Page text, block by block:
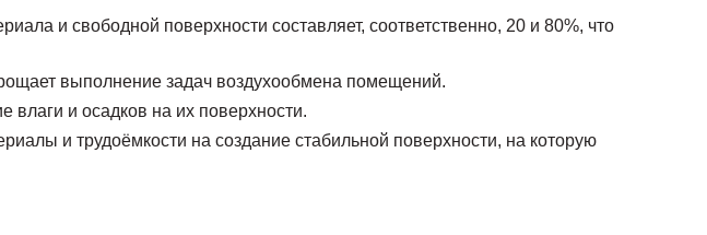
и свободной поверхности составляет, соответственно, 20 и 80%, что
выполнение задач воздухообмена помещений.
и осадков на их поверхности.
и трудоёмкости на создание стабильной поверхности, на которую